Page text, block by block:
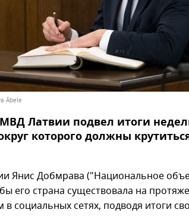
Ābele
Латвии подвел итоги
которого должны
Янис Добмрава ("Национальное
его страна существовала на
в социальных сетях, подводя итоги